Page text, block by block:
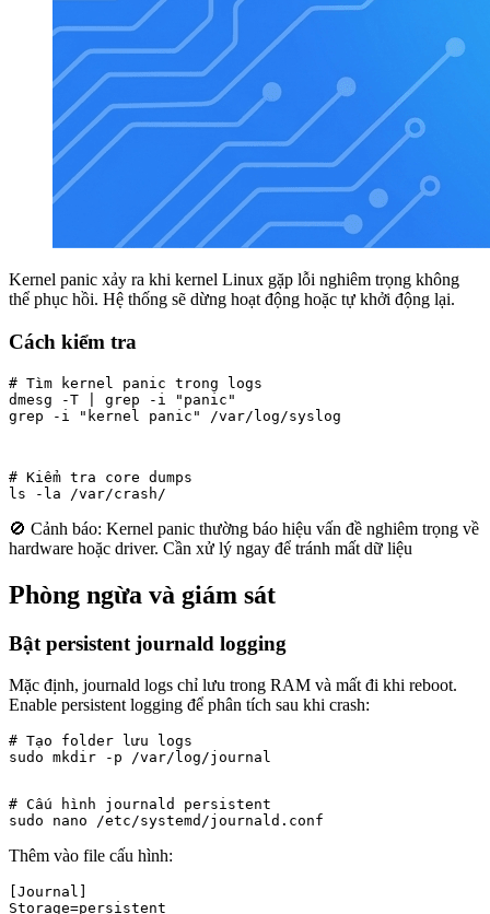
Kernel panic xảy ra khi kernel Linux gặp lỗi nghiêm trọng không
thể phục hồi. Hệ thống sẽ dừng hoạt động hoặc tự khởi động lại.
Cách kiểm tra
# Tìm kernel panic trong logs
dmesg -T | grep -i "panic"
grep -i "kernel panic" /var/log/syslog
# Kiểm tra core dumps
ls -la /var/crash/
🚫 Cảnh báo: Kernel panic thường báo hiệu vấn đề nghiêm trọng về
hardware hoặc driver. Cần xử lý ngay để tránh mất dữ liệu
Phòng ngừa và giám sát
Bật persistent journald logging
Mặc định, journald logs chỉ lưu trong RAM và mất đi khi reboot.
Enable persistent logging để phân tích sau khi crash:
# Tạo folder lưu logs
sudo mkdir -p /var/log/journal
# Cấu hình journald persistent
sudo nano /etc/systemd/journald.conf
Thêm vào file cấu hình:
[Journal]
Storage=persistent